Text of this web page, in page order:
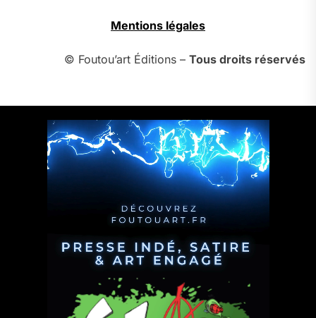
Mentions légales
© Foutou’art Éditions – Tous droits réservés